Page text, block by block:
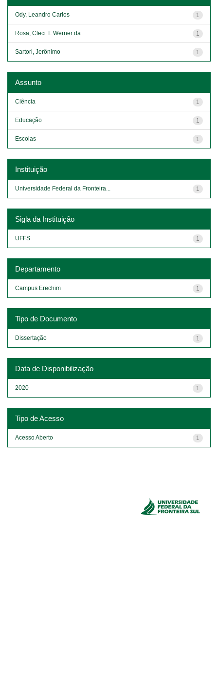
1
Ody, Leandro Carlos
1
Rosa, Cleci T. Werner da
1
Sartori, Jerônimo
Assunto
1
Ciência
1
Educação
1
Escolas
Instituição
1
Universidade Federal da Fronteira...
Sigla da Instituição
1
UFFS
Departamento
1
Campus Erechim
Tipo de Documento
1
Dissertação
Data de Disponibilização
1
2020
Tipo de Acesso
1
Acesso Aberto